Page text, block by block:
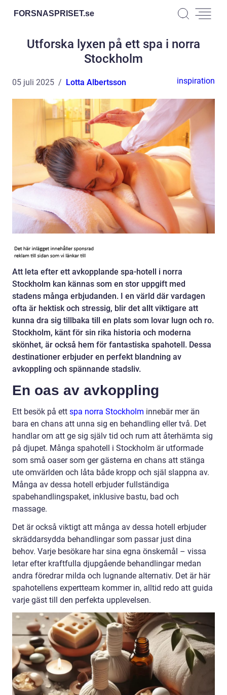
FORSNASPRISET.se
Utforska lyxen på ett spa i norra
Stockholm
05 juli 2025 Lotta Albertsson inspiration
Att leta efter ett avkopplande spa-hotell i norra
Stockholm kan kännas som en stor uppgift med
stadens många erbjudanden. I en värld där vardagen
ofta är hektisk och stressig, blir det allt viktigare att
kunna dra sig tillbaka till en plats som lovar lugn och ro.
Stockholm, känt för sin rika historia och moderna
skönhet, är också hem för fantastiska spahotell. Dessa
destinationer erbjuder en perfekt blandning av
avkoppling och spännande stadsliv.
En oas av avkoppling
Ett besök på ett spa norra Stockholm innebär mer än
bara en chans att unna sig en behandling eller två. Det
handlar om att ge sig själv tid och rum att återhämta sig
på djupet. Många spahotell i Stockholm är utformade
som små oaser som ger gästerna en chans att stänga
ute omvärlden och låta både kropp och själ slappna av.
Många av dessa hotell erbjuder fullständiga
spabehandlingspaket, inklusive bastu, bad och
massage.
Det är också viktigt att många av dessa hotell erbjuder
skräddarsydda behandlingar som passar just dina
behov. Varje besökare har sina egna önskemål – vissa
letar efter kraftfulla djupgående behandlingar medan
andra föredrar milda och lugnande alternativ. Det är här
spahotellens expertteam kommer in, alltid redo att guida
varje gäst till den perfekta upplevelsen.